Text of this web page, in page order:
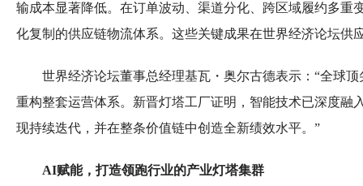
输成本显著降低。在订单波动、渠道分化、跨区域履约多重
化复制的供应链物流体系。这些关键成果在世界经济论坛供
世界经济论坛董事总经理基瓦・奥尔古德表示：“全球
重构整套运营体系。新晋灯塔工厂证明，智能技术已深度融
现持续迭代，并在整条价值链中创造全新绩效水平。”
AI赋能，打造领跑行业的产业灯塔集群